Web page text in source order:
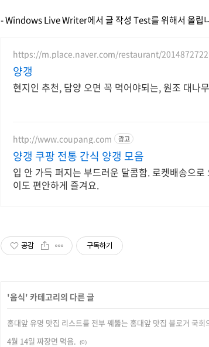
- Windows Live Writer에서 글 작성 Test를 위해서 올립
https://m.place.naver.com/restaurant/2014872722
양갱
현지인 추천, 담양 오면 꼭 먹어야되는, 원조 대나
http://www.coupang.com 광고
양갱 쿠팡 전통 간식 양갱 모음
입 안 가득 퍼지는 부드러운 달콤함. 로켓배송으
이도 편안하게 즐겨요.
공감 구독하기
'음식' 카테고리의 다른 글
홍대앞 유명 맛집 리스트를 전부 꿰뚫는 홍대앞 맛집 블로거 국회
4월 14일 짜장면 먹음.
(0)